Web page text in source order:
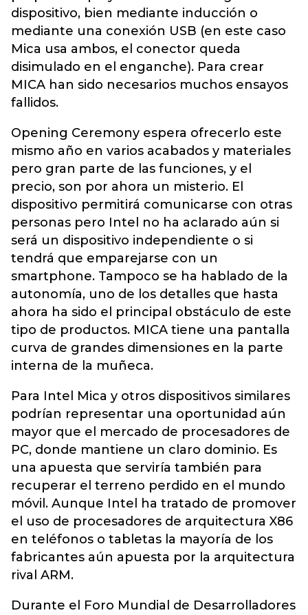
dispositivo, bien mediante inducción o
mediante una conexión USB (en este caso
Mica usa ambos, el conector queda
disimulado en el enganche). Para crear
MICA han sido necesarios muchos ensayos
fallidos.
Opening Ceremony espera ofrecerlo este
mismo año en varios acabados y materiales
pero gran parte de las funciones, y el
precio, son por ahora un misterio. El
dispositivo permitirá comunicarse con otras
personas pero Intel no ha aclarado aún si
será un dispositivo independiente o si
tendrá que emparejarse con un
smartphone. Tampoco se ha hablado de la
autonomía, uno de los detalles que hasta
ahora ha sido el principal obstáculo de este
tipo de productos. MICA tiene una pantalla
curva de grandes dimensiones en la parte
interna de la muñeca.
Para Intel Mica y otros dispositivos similares
podrían representar una oportunidad aún
mayor que el mercado de procesadores de
PC, donde mantiene un claro dominio. Es
una apuesta que serviría también para
recuperar el terreno perdido en el mundo
móvil. Aunque Intel ha tratado de promover
el uso de procesadores de arquitectura X86
en teléfonos o tabletas la mayoría de los
fabricantes aún apuesta por la arquitectura
rival ARM.
Durante el Foro Mundial de Desarrolladores